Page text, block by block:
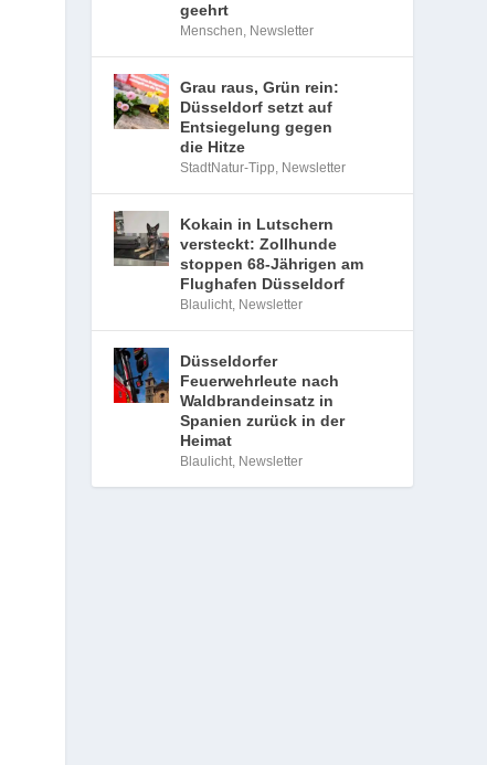
geehrt
Menschen, Newsletter
Grau raus, Grün rein:
Düsseldorf setzt auf
Entsiegelung gegen
die Hitze
StadtNatur-Tipp, Newsletter
Kokain in Lutschern
versteckt: Zollhunde
stoppen 68-Jährigen am
Flughafen Düsseldorf
Blaulicht, Newsletter
Düsseldorfer
Feuerwehrleute nach
Waldbrandeinsatz in
Spanien zurück in der
Heimat
Blaulicht, Newsletter